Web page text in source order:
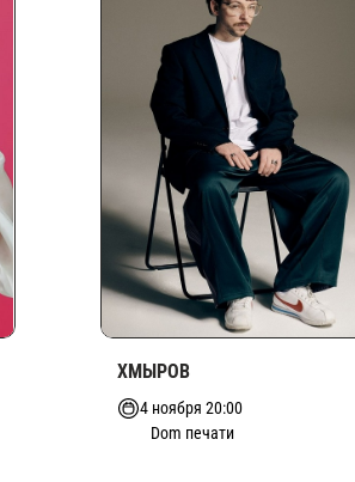
ХМЫРОВ
4 ноября 20:00
Dom печати